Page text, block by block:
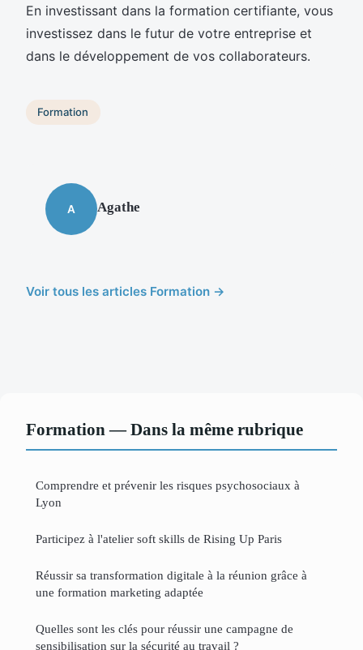
En investissant dans la formation certifiante, vous
investissez dans le futur de votre entreprise et
dans le développement de vos collaborateurs.
Formation
A Agathe
Voir tous les articles Formation →
Formation — Dans la même rubrique
Comprendre et prévenir les risques psychosociaux à
Lyon
Participez à l'atelier soft skills de Rising Up Paris
Réussir sa transformation digitale à la réunion grâce à
une formation marketing adaptée
Quelles sont les clés pour réussir une campagne de
sensibilisation sur la sécurité au travail ?